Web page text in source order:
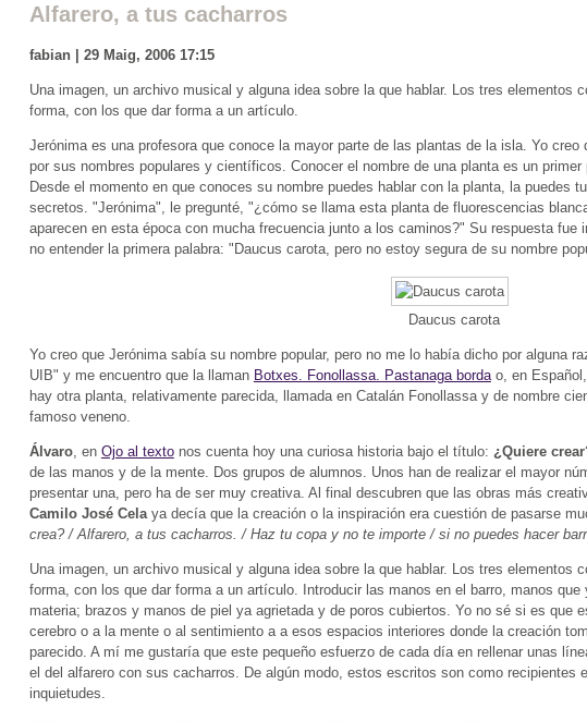
Alfarero, a tus cacharros
fabian | 29 Maig, 2006 17:15
Una imagen, un archivo musical y alguna idea sobre la que hablar. Los tres elementos
forma, con los que dar forma a un artículo.
Jerónima es una profesora que conoce la mayor parte de las plantas de la isla. Yo
por sus nombres populares y científicos. Conocer el nombre de una planta es un
Desde el momento en que conoces su nombre puedes hablar con la planta, la puedes
secretos. "Jerónima", le pregunté, "¿cómo se llama esta planta de fluorescencias
aparecen en esta época con mucha frecuencia junto a los caminos?" Su respuesta fue
no entender la primera palabra: "Daucus carota, pero no estoy segura de su nombre
Daucus carota
Yo creo que Jerónima sabía su nombre popular, pero no me lo había dicho por alguna
UIB" y me encuentro que la llaman Botxes. Fonollassa. Pastanaga bordao, en
hay otra planta, relativamente parecida, llamada en Catalán Fonollassa y de nombre
famoso veneno.
Álvaro, en Ojo al textonos cuenta hoy una curiosa historia bajo el título: ¿Quiere
de las manos y de la mente. Dos grupos de alumnos. Unos han de realizar el mayor
presentar una, pero ha de ser muy creativa. Al final descubren que las obras más
Camilo José Celaya decía que la creación o la inspiración era cuestión de pasarse
crea? / Alfarero, a tus cacharros. / Haz tu copa y no te importe / si no puedes hacer
Una imagen, un archivo musical y alguna idea sobre la que hablar. Los tres elementos
forma, con los que dar forma a un artículo. Introducir las manos en el barro, manos
materia; brazos y manos de piel ya agrietada y de poros cubiertos. Yo no sé si es que
cerebro o a la mente o al sentimiento a a esos espacios interiores donde la creación
parecido. A mí me gustaría que este pequeño esfuerzo de cada día en rellenar unas
el del alfarero con sus cacharros. De algún modo, estos escritos son como recipientes
inquietudes.